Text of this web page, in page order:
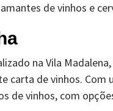
de vinhos e
na Vila
carta de vinhos. Com
de vinhos, com